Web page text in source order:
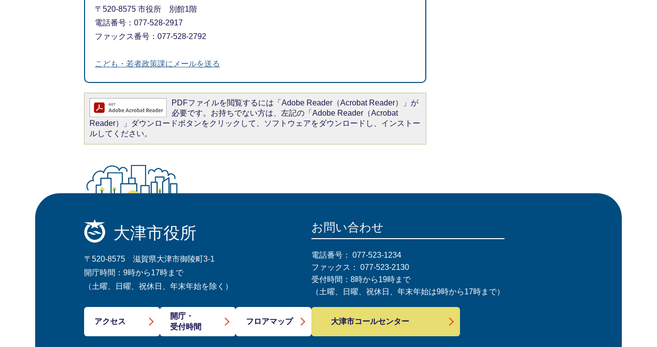
〒520-8575 市役所 別館1階
電話番号：077-528-2917
ファックス番号：077-528-2792
こども・若者政策課にメールを送る
PDFファイルを閲覧するには「Adobe Reader（Acrobat Reader）」が
必要です。お持ちでない方は、左記の「Adobe Reader（Acrobat
Reader）」ダウンロードボタンをクリックして、ソフトウェアをダウンロードし、インストー
ルしてください。
大津市役所
〒520-8575 滋賀県大津市御陵町3-1
開庁時間：9時から17時まで
（土曜、日曜、祝休日、年末年始を除く）
アクセス
開庁・
受付時間
フロアマップ
お問い合わせ
電話番号： 077-523-1234
ファックス： 077-523-2130
受付時間：8時から19時まで
（土曜、日曜、祝休日、年末年始は9時から17時まで）
大津市コールセンター